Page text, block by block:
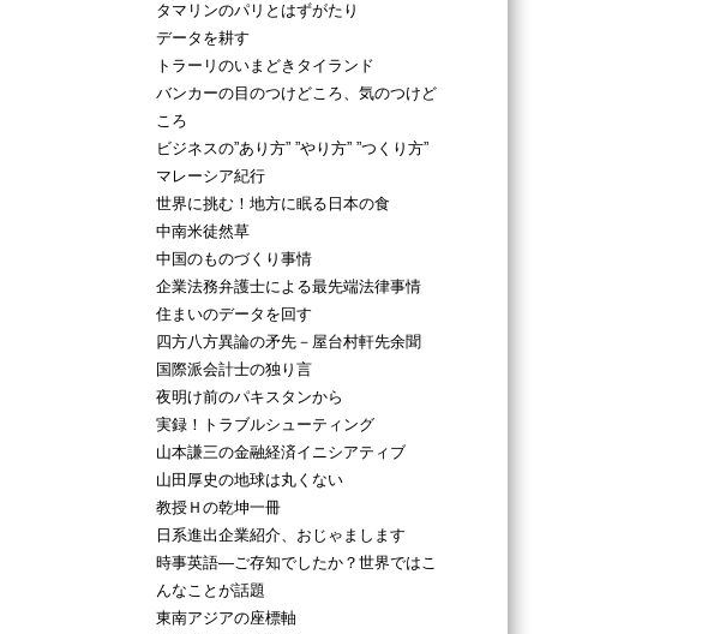
タマリンのパリとはずがたり
データを耕す
トラーリのいまどきタイランド
バンカーの目のつけどころ、気のつけど
ころ
ビジネスの”あり方” ”やり方” ”つくり方”
マレーシア紀行
世界に挑む！地方に眠る日本の食
中南米徒然草
中国のものづくり事情
企業法務弁護士による最先端法律事情
住まいのデータを回す
四方八方異論の矛先－屋台村軒先余聞
国際派会計士の独り言
夜明け前のパキスタンから
実録！トラブルシューティング
山本謙三の金融経済イニシアティブ
山田厚史の地球は丸くない
教授Ｈの乾坤一冊
日系進出企業紹介、おじゃまします
時事英語―ご存知でしたか？世界ではこ
んなことが話題
東南アジアの座標軸